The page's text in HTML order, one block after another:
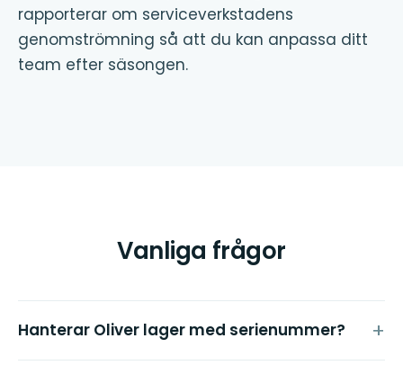
rapporterar om serviceverkstadens
genomströmning så att du kan anpassa ditt
team efter säsongen.
Vanliga frågor
Hanterar Oliver lager med serienummer?